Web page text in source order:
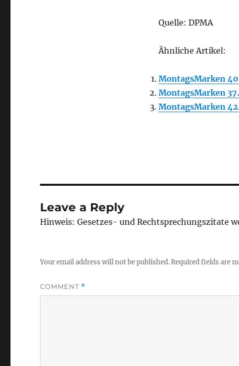
Quelle: DPMA
Ähnliche Artikel:
MontagsMarken
MontagsMarken
MontagsMarken
Leave a Reply
Hinweis: Gesetzes- und Rechtsprechungszitate
Your email address will not be published.Required fields are
COMMENT *